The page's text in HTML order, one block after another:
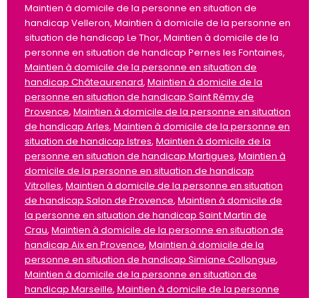
Maintien à domicile de la personne en situation de
handicap Velleron, Maintien à domicile de la personne en
situation de handicap Le Thor, Maintien à domicile de la
personne en situation de handicap Pernes les Fontaines,
Maintien à domicile de la personne en situation de
handicap Châteaurenard, Maintien à domicile de la
personne en situation de handicap Saint Rémy de
Provence, Maintien à domicile de la personne en situation
de handicap Arles, Maintien à domicile de la personne en
situation de handicap Istres, Maintien à domicile de la
personne en situation de handicap Martigues, Maintien à
domicile de la personne en situation de handicap
Vitrolles, Maintien à domicile de la personne en situation
de handicap Salon de Provence, Maintien à domicile de
la personne en situation de handicap Saint Martin de
Crau, Maintien à domicile de la personne en situation de
handicap Aix en Provence, Maintien à domicile de la
personne en situation de handicap Simiane Collongue,
Maintien à domicile de la personne en situation de
handicap Marseille, Maintien à domicile de la personne